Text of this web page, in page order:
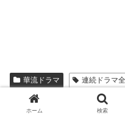
華流ドラマ 連続ドラマ
スポ
ホーム 検索